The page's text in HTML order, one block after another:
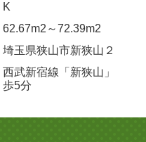
K
62.67m2 ～72.39m2
埼玉県狭山市新狭山２
西武新宿線「新狭山」
歩5分